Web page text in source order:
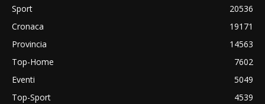
Sport
20536
Cronaca
19171
Provincia
14563
Top-Home
7602
Eventi
5049
Top-Sport
4539